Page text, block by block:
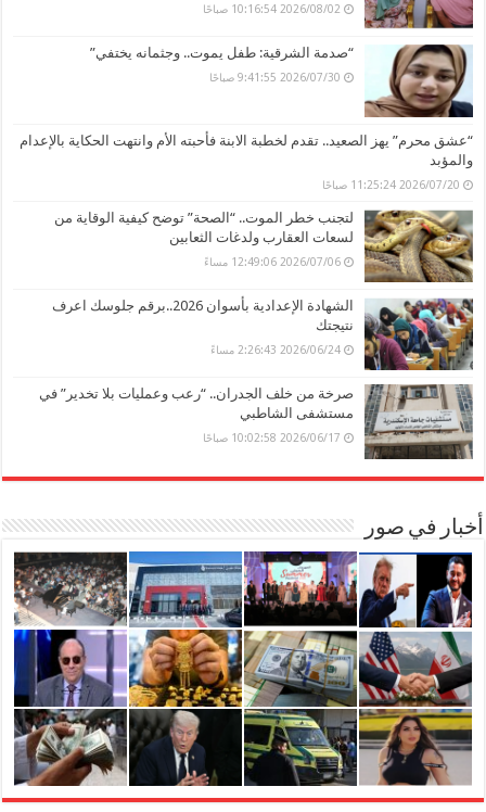
2026/08/02 10:16:54 صباحًا
“صدمة الشرقية: طفل يموت.. وجثمانه يختفي”
2026/07/30 9:41:55 صباحًا
“عشق محرم” يهز الصعيد.. تقدم لخطبة الابنة فأحبته الأم وانتهت الحكاية بالإعدام
والمؤبد
2026/07/20 11:25:24 صباحًا
لتجنب خطر الموت.. “الصحة” توضح كيفية الوقاية من
لسعات العقارب ولدغات الثعابين
2026/07/06 12:49:06 مساءً
الشهادة الإعدادية بأسوان 2026..برقم جلوسك اعرف
نتيجتك
2026/06/24 2:26:43 مساءً
صرخة من خلف الجدران.. “رعب وعمليات بلا تخدير” في
مستشفى الشاطبي
2026/06/17 10:02:58 صباحًا
أخبار في صور